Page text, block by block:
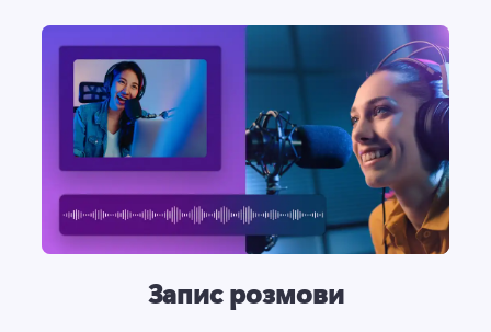
Запис розмови